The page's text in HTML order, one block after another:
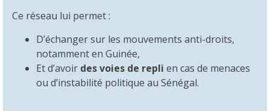
Ce réseau lui permet :
D’échanger sur les mouvements anti-droits,
notamment en Guinée,
Et d’avoir des voies de repli en cas de menaces
ou d’instabilité politique au Sénégal.